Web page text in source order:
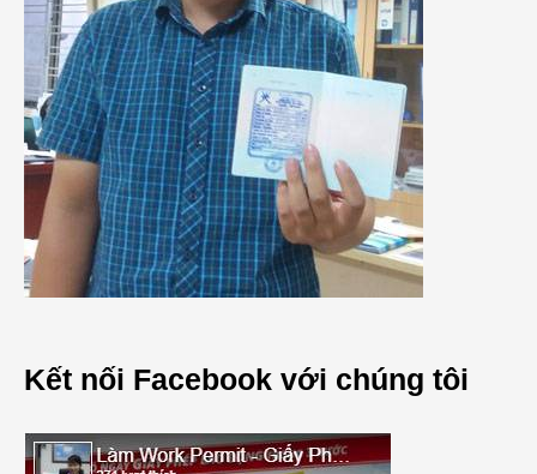
Kết nối Facebook với chúng tôi